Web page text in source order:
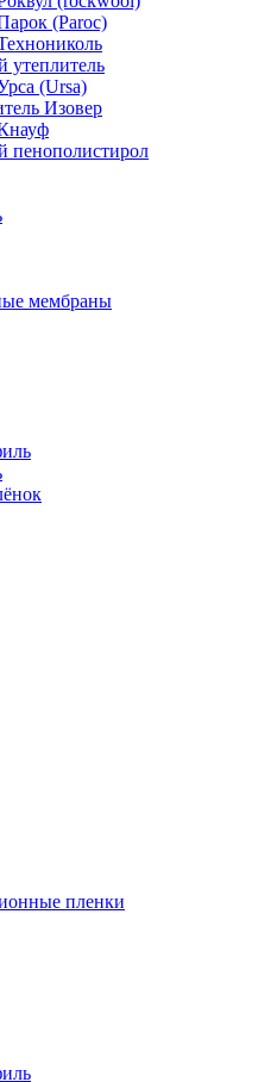
(Paroc)
утеплитель
(Ursa)
Изовер
пенополистирол
мембраны
пленки